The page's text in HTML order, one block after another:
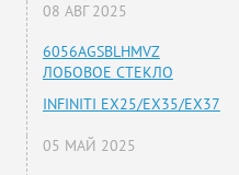
08 АВГ 2025
6056AGSBLHMVZ
ЛОБОВОЕ СТЕКЛО
INFINITI EX25/EX35/EX37
05 МАЙ 2025